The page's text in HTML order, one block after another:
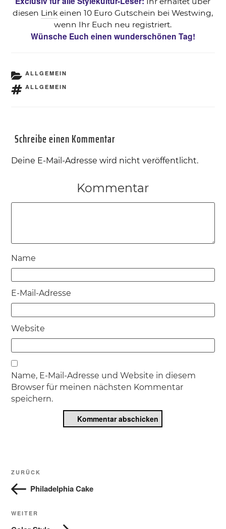
diesen Link einen 10 Euro Gutschein bei Westwing,
wenn Ihr Euch neu registriert.
Wünsche Euch einen wunderschönen Tag!
KATEGORIEN
ALLGEMEIN
SCHLAGWÖRTER
ALLGEMEIN
Schreibe einen Kommentar
Deine E-Mail-Adresse wird nicht veröffentlicht.
Kommentar
Name
E-Mail-Adresse
Website
Name, E-Mail-Adresse und Website in diesem
Browser für meinen nächsten Kommentar
speichern.
Beitragsnavigation
Vorheriger
Beitrag
ZURÜCK
Philadelphia Cake
Nächster
Beitrag
WEITER